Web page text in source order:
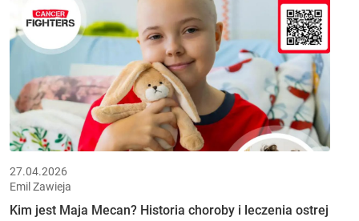
27.04.2026
Emil Zawieja
Kim jest Maja Mecan? Historia choroby i leczenia ostrej